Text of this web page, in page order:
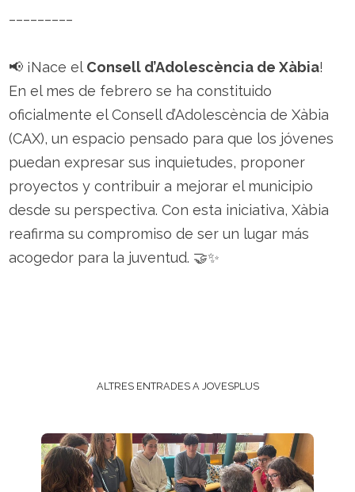
📢 ¡Nace el Consell d’Adolescència de Xàbia!
En el mes de febrero se ha constituido
oficialmente el Consell d’Adolescència de Xàbia
(CAX), un espacio pensado para que los jóvenes
puedan expresar sus inquietudes, proponer
proyectos y contribuir a mejorar el municipio
desde su perspectiva. Con esta iniciativa, Xàbia
reafirma su compromiso de ser un lugar más
acogedor para la juventud. 🤝✨
ALTRES ENTRADES A JOVESPLUS